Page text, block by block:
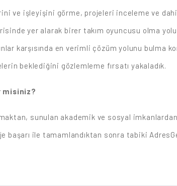
ve işleyişini görme, projeleri inceleme ve
yer alarak birer takım oyuncusu olma
karşısında en verimli çözüm yolunu bulma
beklediğini gözlemleme fırsatı yakaladık.
misiniz?
sunulan akademik ve sosyal
ile tamamlandıktan sonra tabiki